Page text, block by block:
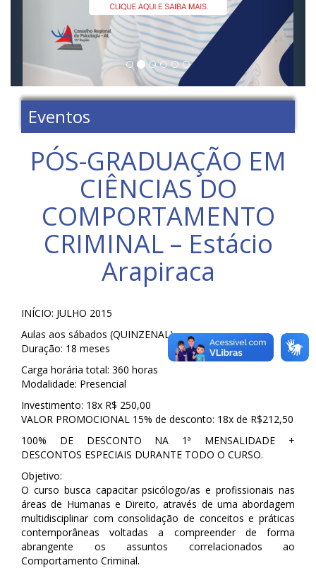
Eventos
PÓS-GRADUAÇÃO EM
CIÊNCIAS DO
COMPORTAMENTO
CRIMINAL – Estácio
Arapiraca
INÍCIO: JULHO 2015
Aulas aos sábados (QUINZENAL)
Duração: 18 meses
Carga horária total: 360 horas
Modalidade: Presencial
Investimento: 18x R$ 250,00
VALOR PROMOCIONAL 15% de desconto: 18x de R$212,50
100% DE DESCONTO NA 1ª MENSALIDADE +
DESCONTOS ESPECIAIS DURANTE TODO O CURSO.
Objetivo:
O curso busca capacitar psicólogo/as e profissionais nas
áreas de Humanas e Direito, através de uma abordagem
multidisciplinar com consolidação de conceitos e práticas
contemporâneas voltadas a compreender de forma
abrangente os assuntos correlacionados ao
Comportamento Criminal.